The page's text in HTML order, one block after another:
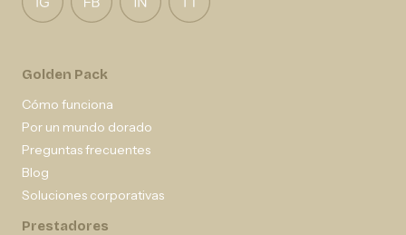
Golden Pack
Cómo funciona
Por un mundo dorado
Preguntas frecuentes
Blog
Soluciones corporativas
Prestadores